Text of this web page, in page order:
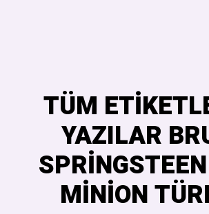
TÜM
YAZILAR
MINION